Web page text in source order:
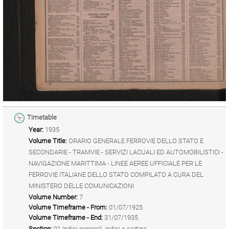
Timetable
Year: 1935
Volume Title: ORARIO GENERALE FERROVIE DELLO STATO E
SECONDARIE - TRAMVIE - SERVIZI LACUALI ED AUTOMOBILISTICI -
NAVIGAZIONE MARITTIMA - LINEE AEREE UFFICIALE PER LE
FERROVIE ITALIANE DELLO STATO COMPILATO A CURA DEL
MINISTERO DELLE COMUNICAZIONI
Volume Number: 7
Volume Timeframe - From: 01/07/1925
Volume Timeframe - End: 31/07/1935